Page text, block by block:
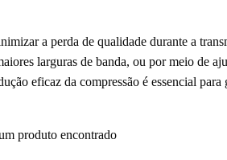
a perda de qualidade durante a
larguras de banda, ou por meio de
eficaz da compressão é essencial
produto encontrado